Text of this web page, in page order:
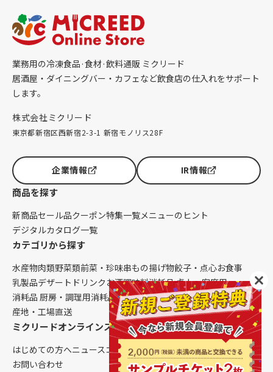
業務用の冷凍食品·食材·飲料通販 ミクリード
居酒屋・ダイニングバー・カフェなど飲食店の仕入れをサポート
します。
株式会社ミクリード
東京都新宿区西新宿2-3-1 新宿モノリス28F
企業情報 IR情報
商品を探す
新商品セール品クーポン特集一覧メニューのヒント
デジタルカタログ一覧
カテゴリから探す
水産物肉類野菜類前菜・珍味串もの揚げ物餃子・点心お食事
乳製品デザート ドリンク お酒調味料消耗品 卓上・客席用
消耗品 厨房・調理用消耗品 クレンリネス生鮮品（配送便限定）
産地・工場直送
ミクリードオンラインストアについて
はじめての方へニュースコラムご利用ガイド会社概要
お問い合わせ